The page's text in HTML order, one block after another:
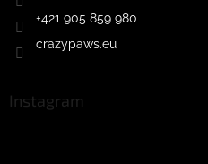
+421 905 859 980
crazypaws.eu
Instagram